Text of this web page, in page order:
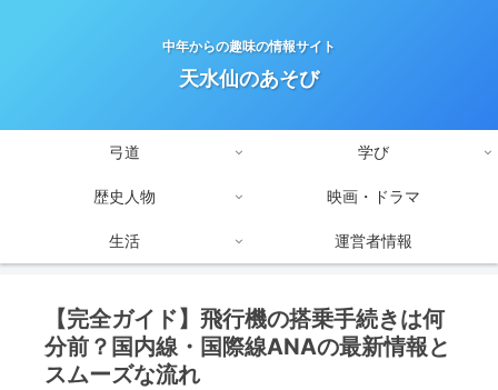
中年からの趣味の情報サイト
天水仙のあそび
弓道 学び
歴史人物 映画・ドラマ
生活 運営者情報
【完全ガイド】飛行機の搭乗手続きは何
分前？国内線・国際線ANAの最新情報と
スムーズな流れ